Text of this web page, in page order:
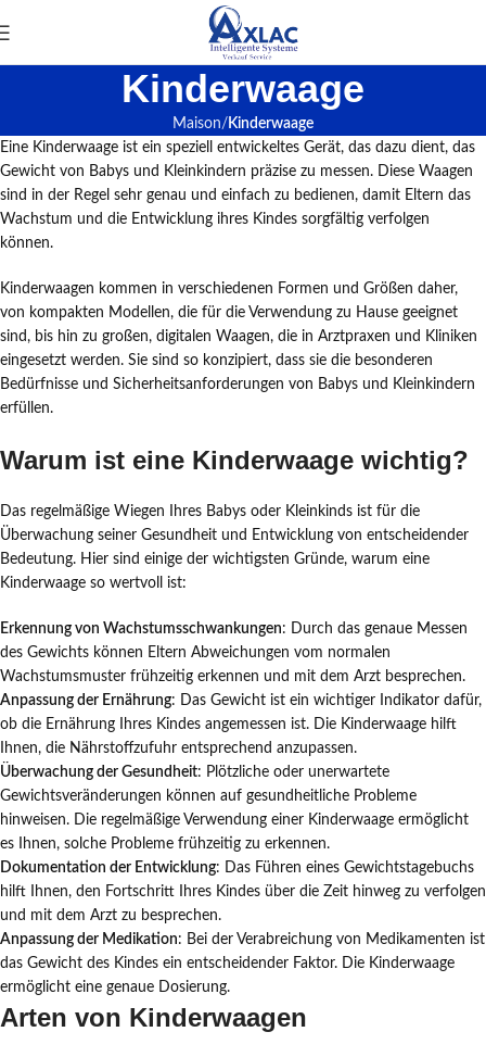
Kinderwaage
Maison
Kinderwaage
Eine Kinderwaage ist ein speziell entwickeltes Gerät, das dazu dient, das
Gewicht von Babys und Kleinkindern präzise zu messen. Diese Waagen
sind in der Regel sehr genau und einfach zu bedienen, damit Eltern das
Wachstum und die Entwicklung ihres Kindes sorgfältig verfolgen
können.
Kinderwaagen kommen in verschiedenen Formen und Größen daher,
von kompakten Modellen, die für die Verwendung zu Hause geeignet
sind, bis hin zu großen, digitalen Waagen, die in Arztpraxen und Kliniken
eingesetzt werden. Sie sind so konzipiert, dass sie die besonderen
Bedürfnisse und Sicherheitsanforderungen von Babys und Kleinkindern
erfüllen.
Warum ist eine Kinderwaage wichtig?
Das regelmäßige Wiegen Ihres Babys oder Kleinkinds ist für die
Überwachung seiner Gesundheit und Entwicklung von entscheidender
Bedeutung. Hier sind einige der wichtigsten Gründe, warum eine
Kinderwaage so wertvoll ist:
Erkennung von Wachstumsschwankungen: Durch das genaue Messen
des Gewichts können Eltern Abweichungen vom normalen
Wachstumsmuster frühzeitig erkennen und mit dem Arzt besprechen.
Anpassung der Ernährung: Das Gewicht ist ein wichtiger Indikator dafür,
ob die Ernährung Ihres Kindes angemessen ist. Die Kinderwaage hilft
Ihnen, die Nährstoffzufuhr entsprechend anzupassen.
Überwachung der Gesundheit: Plötzliche oder unerwartete
Gewichtsveränderungen können auf gesundheitliche Probleme
hinweisen. Die regelmäßige Verwendung einer Kinderwaage ermöglicht
es Ihnen, solche Probleme frühzeitig zu erkennen.
Dokumentation der Entwicklung: Das Führen eines Gewichtstagebuchs
hilft Ihnen, den Fortschritt Ihres Kindes über die Zeit hinweg zu verfolgen
und mit dem Arzt zu besprechen.
Anpassung der Medikation: Bei der Verabreichung von Medikamenten ist
das Gewicht des Kindes ein entscheidender Faktor. Die Kinderwaage
ermöglicht eine genaue Dosierung.
Arten von Kinderwaagen